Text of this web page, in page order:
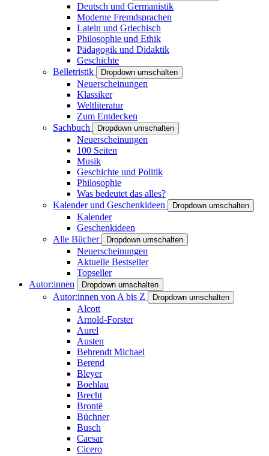
Deutsch und Germanistik
Moderne Fremdsprachen
Latein und Griechisch
Philosophie und Ethik
Pädagogik und Didaktik
Geschichte
Belletristik
Dropdown umschalten
Neuerscheinungen
Klassiker
Weltliteratur
Zum Entdecken
Sachbuch
Dropdown umschalten
Neuerscheinungen
100 Seiten
Musik
Geschichte und Politik
Philosophie
Was bedeutet das alles?
Kalender und Geschenkideen
Dropdown umschalten
Kalender
Geschenkideen
Alle Bücher
Dropdown umschalten
Neuerscheinungen
Aktuelle Bestseller
Topseller
Autor:innen
Dropdown umschalten
Autor:innen von A bis Z Dropdown umschalten
Alcott
Arnold-Forster
Aurel
Austen
Behrendt Michael
Berend
Bleyer
Boehlau
Brecht
Brontë
Büchner
Busch
Caesar
Cicero